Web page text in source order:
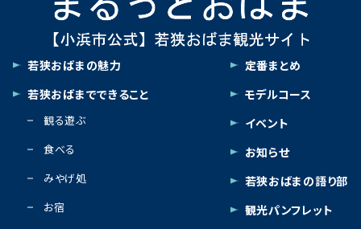
若狭おばまの魅力
若狭おばまでできること
観る遊ぶ
食べる
みやげ処
お宿
定番まとめ
モデルコース
イベント
お知らせ
若狭おばまの語り部
観光パンフレット